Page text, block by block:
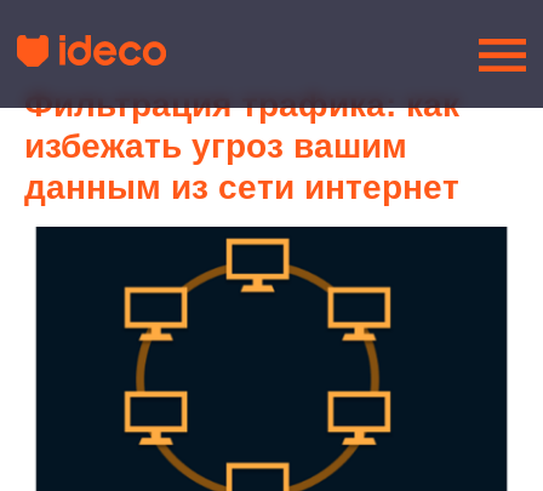
Фильтрация трафика: как
избежать угроз вашим
данным из сети интернет